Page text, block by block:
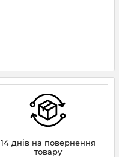
14 днів на повернення
товару